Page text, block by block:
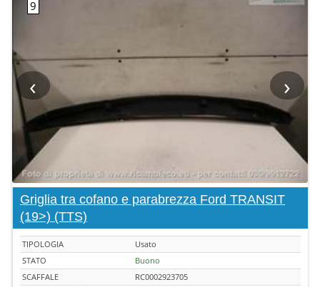
‹ ›
Griglia tra cofano e parabrezza Ford TRANSIT
(19>) (TTS)
TIPOLOGIA
Usato
STATO
Buono
SCAFFALE
RC0002923705